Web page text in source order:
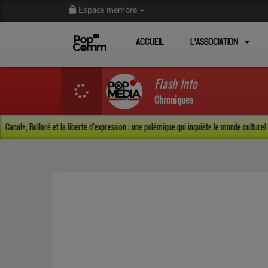
Espace membre
ACCUEIL L'ASSOCIATION
Flash Info
Chroniques
Canal+, Bolloré et la liberté d’expression : une polémique qui inquiète le monde